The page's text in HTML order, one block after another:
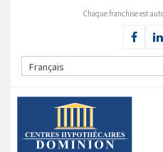
Chaque franchise est
Français